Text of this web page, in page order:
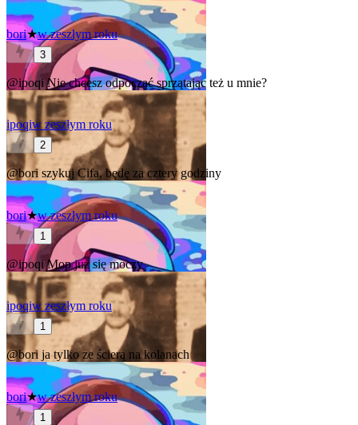
bori★w zeszłym roku
3
@ipoqiNie chcesz odpocząć sprzątając też u mnie?
ipoqiw zeszłym roku
2
@bori szykuj Cifa, będę za cztery godziny
bori★w zeszłym roku
1
@ipoqiMop już się moczy
ipoqiw zeszłym roku
1
@bori ja tylko ze ścierą na kolanach
bori★w zeszłym roku
1